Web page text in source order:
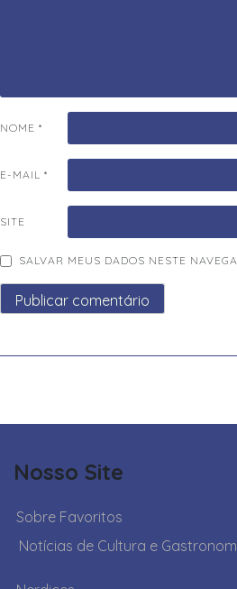
NOME *
E-MAIL *
SITE
SALVAR MEUS DADOS NESTE
Nosso Site
Sobre Favoritos
Notícias de Cultura e